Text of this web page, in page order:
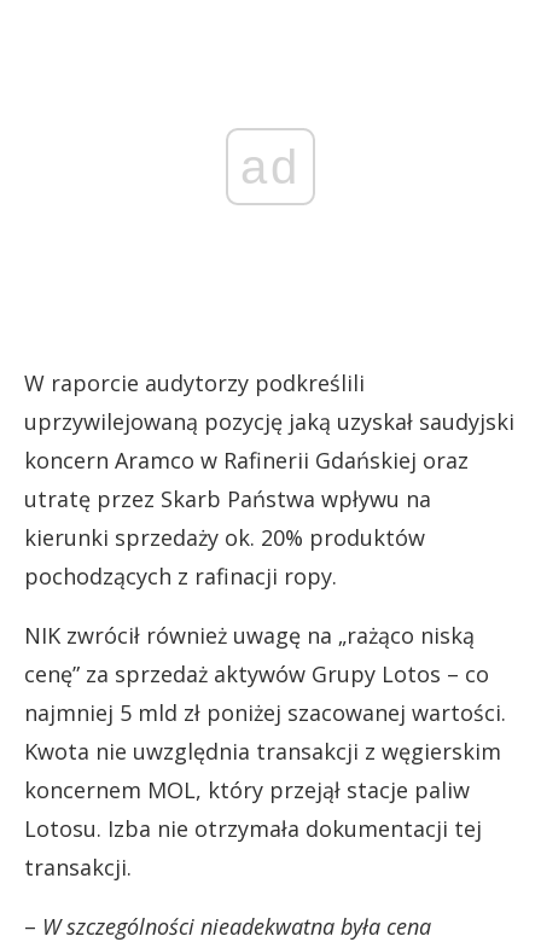
ad
W raporcie audytorzy podkreślili
uprzywilejowaną pozycję jaką uzyskał saudyjski
koncern Aramco w Rafinerii Gdańskiej oraz
utratę przez Skarb Państwa wpływu na
kierunki sprzedaży ok. 20% produktów
pochodzących z rafinacji ropy.
NIK zwrócił również uwagę na „rażąco niską
cenę” za sprzedaż aktywów Grupy Lotos – co
najmniej 5 mld zł poniżej szacowanej wartości.
Kwota nie uwzględnia transakcji z węgierskim
koncernem MOL, który przejął stacje paliw
Lotosu. Izba nie otrzymała dokumentacji tej
transakcji.
– W szczególności nieadekwatna była cena